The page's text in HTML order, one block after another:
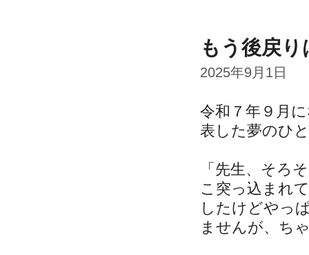
もう後戻
2025年9月1日
令和７年９月
表した夢のひ
「先生、そろ
こ突っ込まれ
したけどやっ
ませんが、ち